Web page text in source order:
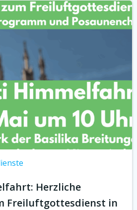
Herzliche
Freiluftgottesdienst in